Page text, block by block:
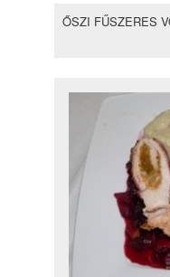
ŐSZI FŰSZERES